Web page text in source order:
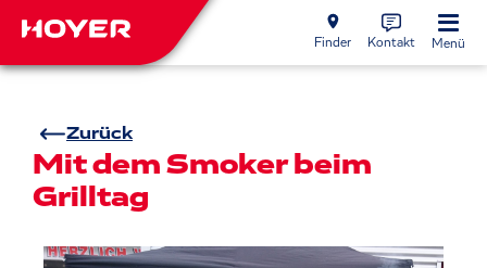
Finder Kontakt Menü
Zurück
Mit dem Smoker beim
Grilltag